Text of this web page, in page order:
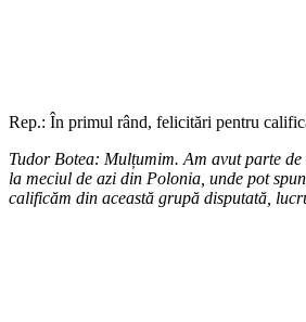
Rep.: În primul rând, felicitări pentru
Tudor Botea: Mulțumim. Am avut parte
la meciul de azi din Polonia, unde pot
calificăm din această grupă disputată,